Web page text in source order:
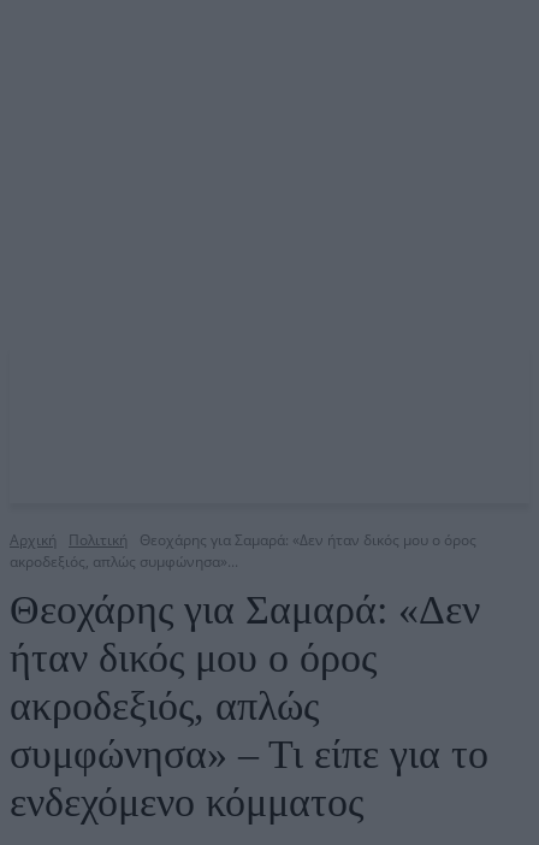
Αρχική Πολιτική
Θεοχάρης για Σαμαρά: «Δεν ήταν δικός μου ο όρος
ακροδεξιός, απλώς συμφώνησα»...
Θεοχάρης για Σαμαρά: «Δεν
ήταν δικός μου ο όρος
ακροδεξιός, απλώς
συμφώνησα» – Τι είπε για το
ενδεχόμενο κόμματος